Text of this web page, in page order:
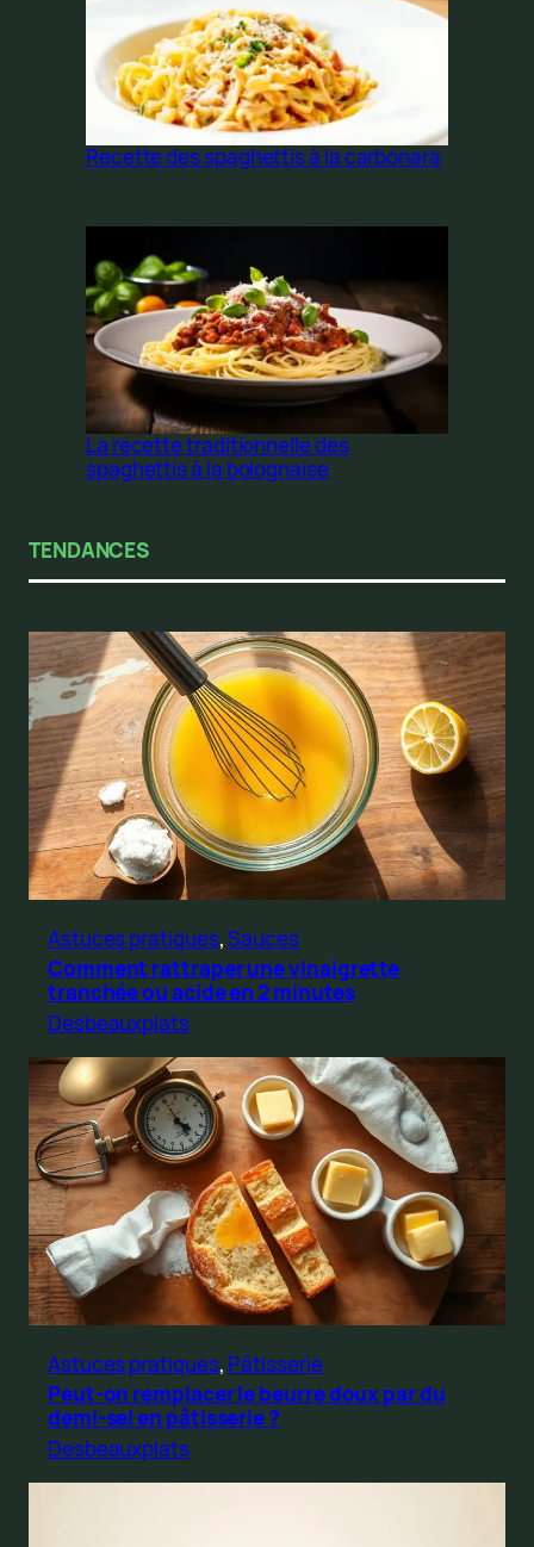
Recette des spaghettis à la carbonara
La recette traditionnelle des
spaghettis à la bolognaise
TENDANCES
Astuces pratiques, Sauces
Comment rattraper une vinaigrette
tranchée ou acide en 2 minutes
Desbeauxplats
Astuces pratiques, Pâtisserie
Peut-on remplacer le beurre doux par du
demi-sel en pâtisserie ?
Desbeauxplats